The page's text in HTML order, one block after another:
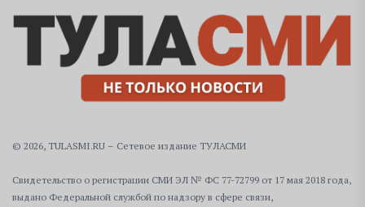
© 2026, TULASMI.RU – Сетевое издание ТУЛАСМИ
Свидетельство о регистрации СМИ ЭЛ № ФС 77-72799 от 17 мая 2018 года,
выдано Федеральной службой по надзору в сфере связи,